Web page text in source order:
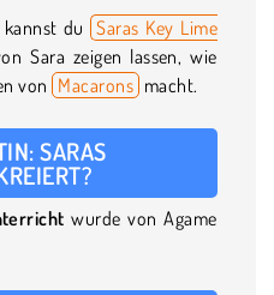
kannst du Saras Key Lime
Sara zeigen lassen, wie
von Macarons macht.
SARAS
wurde von Agame